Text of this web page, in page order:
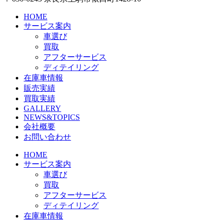
HOME
サービス案内
車選び
買取
アフターサービス
ディテイリング
在庫車情報
販売実績
買取実績
GALLERY
NEWS&TOPICS
会社概要
お問い合わせ
HOME
サービス案内
車選び
買取
アフターサービス
ディテイリング
在庫車情報